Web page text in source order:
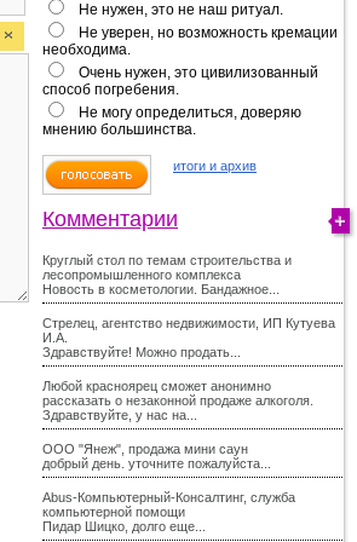
Не нужен, это не наш ритуал.
Не уверен, но возможность кремации
необходима.
Очень нужен, это цивилизованный
способ погребения.
Не могу определиться, доверяю
мнению большинства.
итоги и архив
Комментарии
Круглый стол по темам строительства и
лесопромышленного комплекса
Новость в косметологии. Бандажное...
Стрелец, агентство недвижимости, ИП Кутуева
И.А.
Здравствуйте! Можно продать...
Любой красноярец сможет анонимно
рассказать о незаконной продаже алкоголя.
Здравствуйте, у нас на...
ООО "Янеж", продажа мини саун
добрый день. уточните пожалуйста...
Abus-Компьютерный-Консалтинг, служба
компьютерной помощи
Пидар Шицко, долго еще...